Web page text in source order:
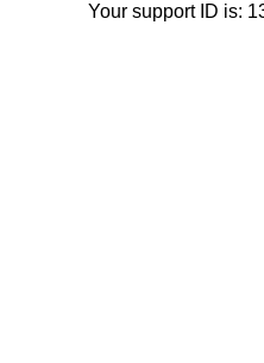
Your support ID is: